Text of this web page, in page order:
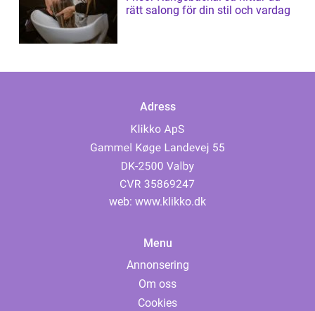
rätt salong för din stil och vardag
Adress
web: www.klikko.dk
Menu
Annonsering
Om oss
Cookies